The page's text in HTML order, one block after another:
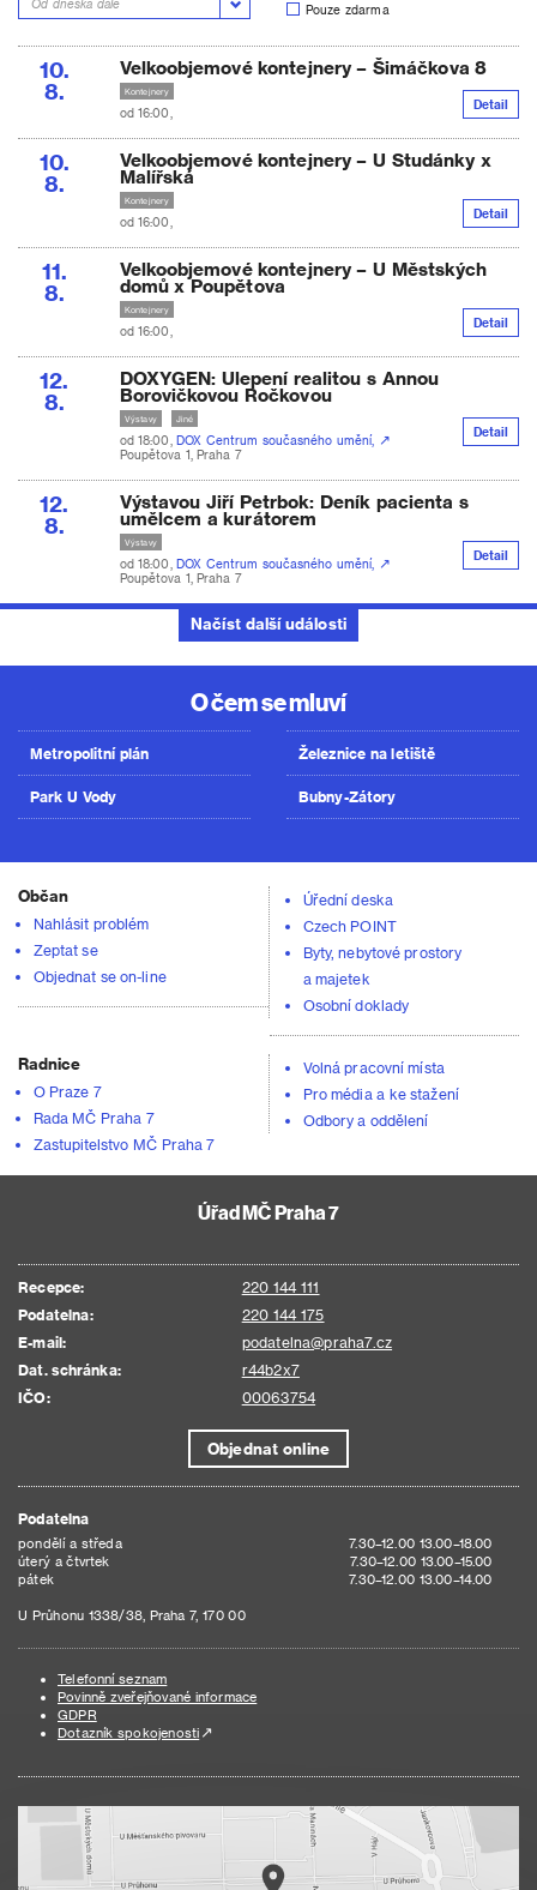
Pouze zdarma
10.
8.
Velkoobjemové kontejnery – Šimáčkova 8
Kontejnery
od 16:00,
Detail
10.
8.
Velkoobjemové kontejnery – U Studánky x
Malířská
Kontejnery
od 16:00,
Detail
11.
8.
Velkoobjemové kontejnery – U Městských
domů x Poupětova
Kontejnery
od 16:00,
Detail
12.
8.
DOXYGEN: Ulepení realitou s Annou
Borovičkovou Ročkovou
Výstavy Jiné
od 18:00,DOX Centrum současného umění,
Poupětova 1, Praha 7
Detail
12.
8.
Výstavou Jiří Petrbok: Deník pacienta s
umělcem a kurátorem
Výstavy
od 18:00,DOX Centrum současného umění,
Poupětova 1, Praha 7
Detail
Načíst další události
O čem se mluví
Metropolitní plán
Park U Vody
Železnice na letiště
Bubny-Zátory
Občan
Nahlásit problém
Zeptat se
Objednat se on-line
Úřední deska
Czech POINT
Byty, nebytové prostory
a majetek
Osobní doklady
Radnice
O Praze 7
Rada MČ Praha 7
Zastupitelstvo MČ Praha 7
Volná pracovní místa
Pro média a ke stažení
Odbory a oddělení
Úřad MČ Praha 7
Recepce:
220 144 111
Podatelna:
220 144 175
E-mail:
podatelna@praha7.cz
Dat. schránka:
r44b2x7
IČO:
00063754
Objednat online
Podatelna
pondělí a středa
7.30–12.00 13.00–18.00
úterý a čtvrtek
7.30–12.00 13.00–15.00
pátek
7.30–12.00 13.00–14.00
U Průhonu 1338/38, Praha 7, 170 00
Telefonní seznam
Povinně zveřejňované informace
GDPR
Dotazník spokojenosti